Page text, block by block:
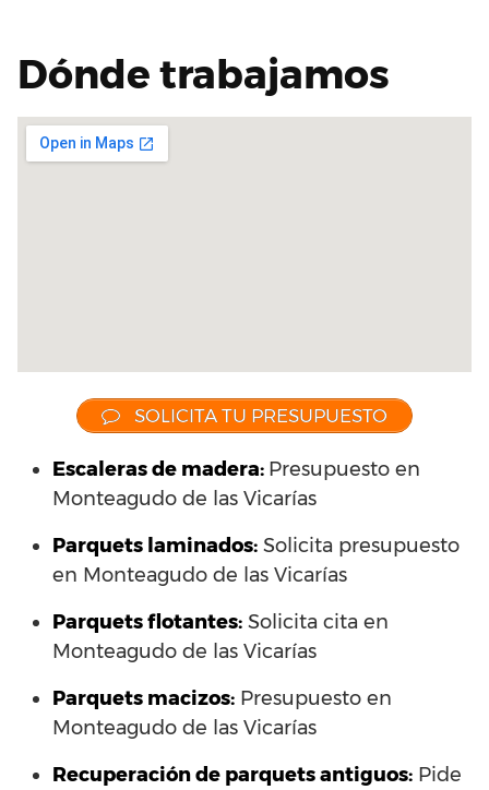
Dónde trabajamos
SOLICITA TU PRESUPUESTO
Escaleras de madera: Presupuesto en
Monteagudo de las Vicarías
Parquets laminados: Solicita presupuesto
en Monteagudo de las Vicarías
Parquets flotantes: Solicita cita en
Monteagudo de las Vicarías
Parquets macizos: Presupuesto en
Monteagudo de las Vicarías
Recuperación de parquets antiguos: Pide